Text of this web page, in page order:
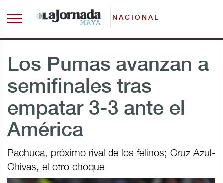
NACIONAL
Los Pumas avanzan a
semifinales tras
empatar 3-3 ante el
América
Pachuca, próximo rival de los felinos; Cruz Azul-
Chivas, el otro choque